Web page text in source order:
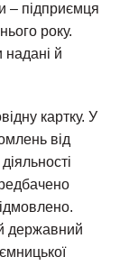
– підприємця
року.
надані й
картку. У
від
державний